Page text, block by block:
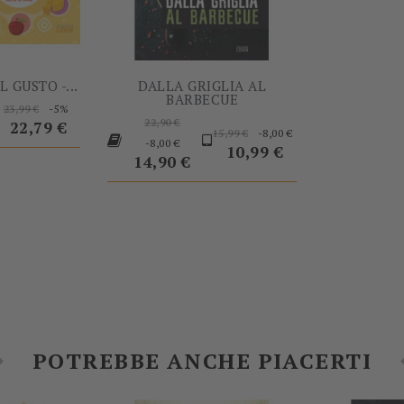
GUSTO -...
Prezzo
base
23,99 € -5%
22,79 €
DALLA GRIGLIA AL
BARBECUE
Prezzo
base
22,90 €
-8,00 €
Prezzo
14,90 €
Prezzo
base
15,99 € -8,00 €
Prezzo
10,99 €
POTREBBE ANCHE PIACERTI